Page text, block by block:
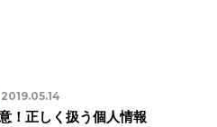
2019.05.14
！正しく扱う個人情報